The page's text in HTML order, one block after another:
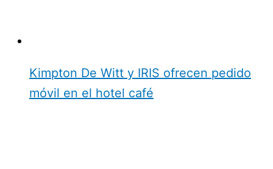
Kimpton De Witt y IRIS ofrecen pedido
móvil en el hotel café